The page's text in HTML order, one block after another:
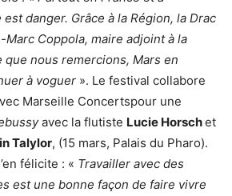
est danger. Grâce à la Région, la Drac
Coppola, maire adjoint à la
nous remercions, Mars en
à voguer ». Le festival collabore
Marseille Concertspour une
avec la flutiste Lucie Horschet
Talylor, (15 mars, Palais du Pharo).
félicite : « Travailler avec des
est une bonne façon de faire vivre